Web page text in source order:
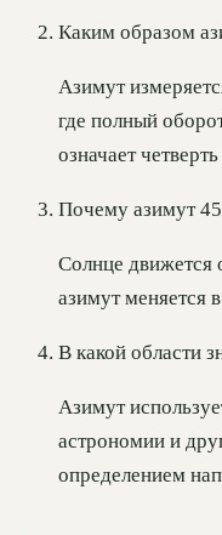
Каким образом
Азимут
где полный
означает
Почему азимут
Солнце движется
азимут меняется
В какой области
Азимут
астрономии и
определением